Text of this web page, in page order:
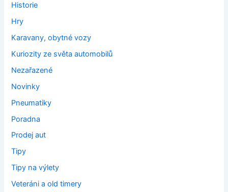
Historie
Hry
Karavany, obytné vozy
Kuriozity ze světa automobilů
Nezařazené
Novinky
Pneumatiky
Poradna
Prodej aut
Tipy
Tipy na výlety
Veteráni a old timery